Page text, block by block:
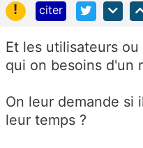
!
citer
Et les utilisateurs
qui on besoins d'un
On leur demande si
leur temps ?